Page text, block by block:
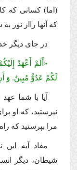
(اما) كسانى كه
كه آنها رااز نور
در جاى دیگر
«أَلَمْ أَعْهَدْ
لَكُمْ عَدُوٌّ مُبِینٌ. وَ
آیا با شما
نپرستید، كه او
مرا بپرستید كه
مفاد آیه
شیطان، دیگر